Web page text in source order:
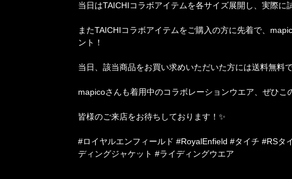
当日はTAICHIコラボアイテムを各サイズ展開し、実際に
またTAICHIコラボアイテムをご購入の方に先着で、
ント！
当日、該当商品をお買い求めいただいた方には送料無料
mapicoさんも着用中のコラボレーションウエア、ぜひこ
皆様のご来店をお待ちしております！✨
#ロイヤルエンフィールド #RoyalEnfield #タイチ #RSタ
ディングジャケット #ライディングウエア